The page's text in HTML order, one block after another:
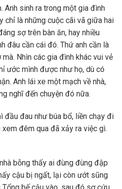
Anh sinh ra trong một gia đình
chỉ là những cuộc cãi vã giữa hai
sợ trên bàn ăn, hay nhiều
đâu cần cái đó. Thứ anh cần là
Nhìn các gia đình khác vui vẻ
ước mình được như họ, dù có
Anh lái xe một mạch về nhà,
nghĩ đến chuyện đó nữa.
đầu đau như búa bổ, liền chạy đi
đêm qua đã xảy ra việc gì.
bỗng thấy ai đùng đùng đập
cậu bị ngất, lại còn ướt sũng